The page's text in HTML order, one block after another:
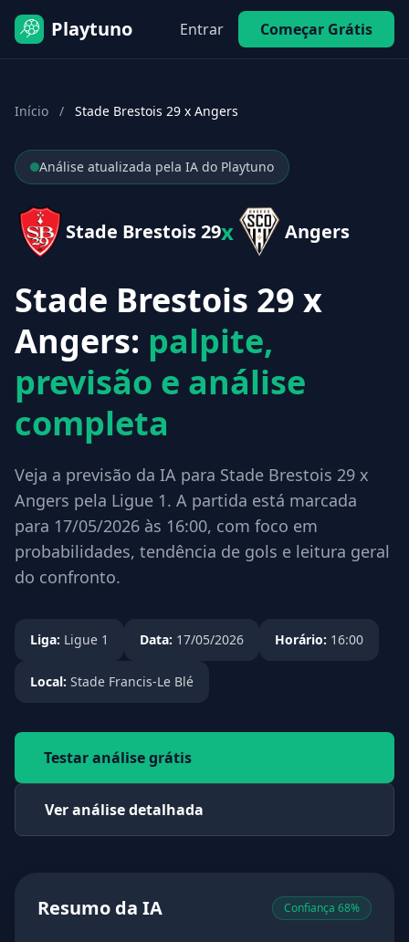
Playtuno Entrar Começar Grátis
Início / Stade Brestois 29 x Angers
Análise atualizada pela IA do Playtuno
Stade Brestois 29x Angers
Stade Brestois 29 x
Angers: palpite,
previsão e análise
completa
Veja a previsão da IA para Stade Brestois 29 x
Angers pela Ligue 1. A partida está marcada
para 17/05/2026 às 16:00, com foco em
probabilidades, tendência de gols e leitura geral
do confronto.
Liga: Ligue 1 Data: 17/05/2026 Horário: 16:00
Local: Stade Francis-Le Blé
Testar análise grátis
Ver análise detalhada
Resumo da IA Confiança 68%